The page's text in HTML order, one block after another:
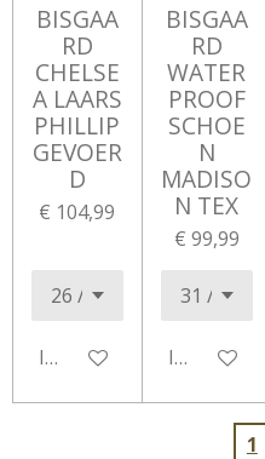
BISGAA
RD
CHELSE
A LAARS
PHILLIP
GEVOER
D
€ 104,99
In winkelwagen
BISGAA
RD
WATER
PROOF
SCHOE
N
MADISO
N TEX
€ 99,99
In
1